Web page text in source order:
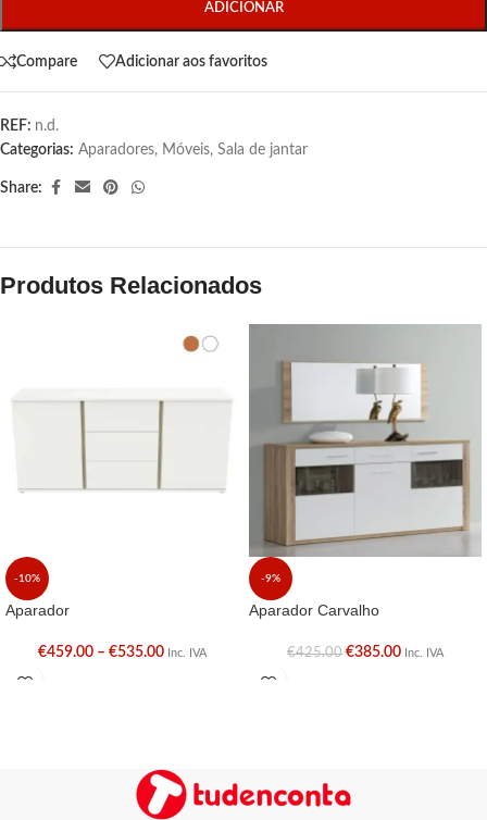
ADICIONAR
Compare Adicionar aos favoritos
REF: n.d.
Categorias: Aparadores, Móveis, Sala de jantar
Share:
Produtos Relacionados
-10%
Aparador
€459.00 – €535.00 Inc. IVA
-9%
Aparador Carvalho
€425.00 €385.00 Inc. IVA